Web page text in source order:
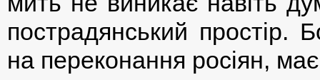
пострадянський простір.
на переконання росіян,